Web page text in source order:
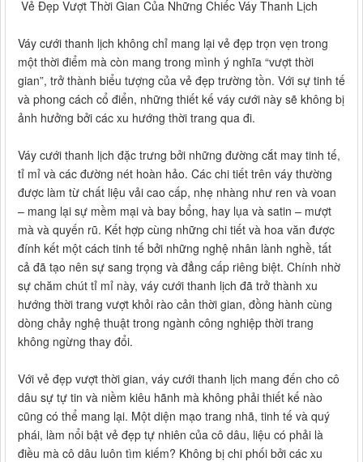
Vẻ Đẹp Vượt Thời Gian Của Những Chiếc Váy Thanh Lịch
Váy cưới thanh lịch không chỉ mang lại vẻ đẹp trọn vẹn trong
một thời điểm mà còn mang trong mình ý nghĩa “vượt thời
gian”, trở thành biểu tượng của vẻ đẹp trường tồn. Với sự tinh tế
và phong cách cổ điển, những thiết kế váy cưới này sẽ không bị
ảnh hưởng bởi các xu hướng thời trang qua đi.
Váy cưới thanh lịch đặc trưng bởi những đường cắt may tinh tế,
tỉ mỉ và các đường nét hoàn hảo. Các chi tiết trên váy thường
được làm từ chất liệu vải cao cấp, nhẹ nhàng như ren và voan
– mang lại sự mềm mại và bay bổng, hay lụa và satin – mượt
mà và quyến rũ. Kết hợp cùng những chi tiết và hoa văn được
đính kết một cách tinh tế bởi những nghệ nhân lành nghề, tất
cả đã tạo nên sự sang trọng và đẳng cấp riêng biệt. Chính nhờ
sự chăm chút tỉ mỉ này, váy cưới thanh lịch đã trở thành xu
hướng thời trang vượt khỏi rào cản thời gian, đồng hành cùng
dòng chảy nghệ thuật trong ngành công nghiệp thời trang
không ngừng thay đổi.
Với vẻ đẹp vượt thời gian, váy cưới thanh lịch mang đến cho cô
dâu sự tự tin và niềm kiêu hãnh mà không phải thiết kế nào
cũng có thể mang lại. Một diện mạo trang nhã, tinh tế và quý
phái, làm nổi bật vẻ đẹp tự nhiên của cô dâu, liệu có phải là
điều mà cô dâu luôn tìm kiếm? Không bị chi phối bởi các xu